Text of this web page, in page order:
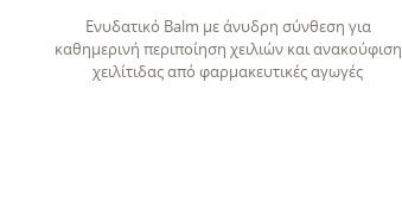
Ενυδατικό Balm με άνυδρη σύνθεση για
καθημερινή περιποίηση χειλιών και ανακούφιση
χειλίτιδας από φαρμακευτικές αγωγές